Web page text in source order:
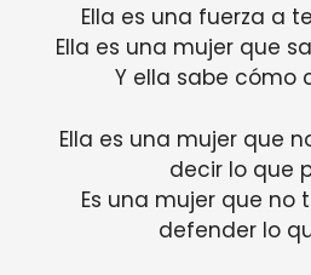
Ella es una fuerza a
Ella es una mujer que
Y ella sabe cómo
Ella es una mujer que
decir lo que
Es una mujer que no
defender lo